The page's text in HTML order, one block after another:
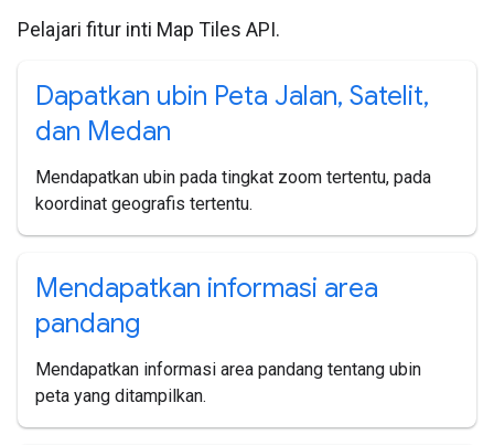
Pelajari fitur inti Map Tiles API.
Dapatkan ubin Peta Jalan, Satelit,
dan Medan
Mendapatkan ubin pada tingkat zoom tertentu, pada
koordinat geografis tertentu.
Mendapatkan informasi area
pandang
Mendapatkan informasi area pandang tentang ubin
peta yang ditampilkan.